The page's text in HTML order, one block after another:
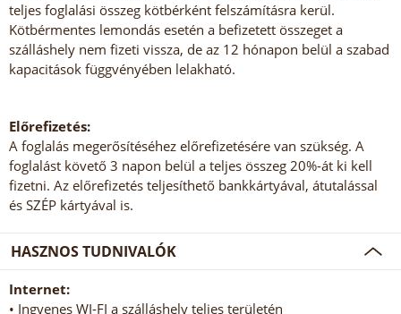
teljes foglalási összeg kötbérként felszámításra kerül.
Kötbérmentes lemondás esetén a befizetett összeget a
szálláshely nem fizeti vissza, de az 12 hónapon belül a szabad
kapacitások függvényében lelakható.
Előrefizetés:
A foglalás megerősítéséhez előrefizetésére van szükség. A
foglalást követő 3 napon belül a teljes összeg 20%-át ki kell
fizetni. Az előrefizetés teljesíthető bankkártyával, átutalással
és SZÉP kártyával is.
HASZNOS TUDNIVALÓK
Internet:
• Ingyenes WI-FI a szálláshely teljes területén